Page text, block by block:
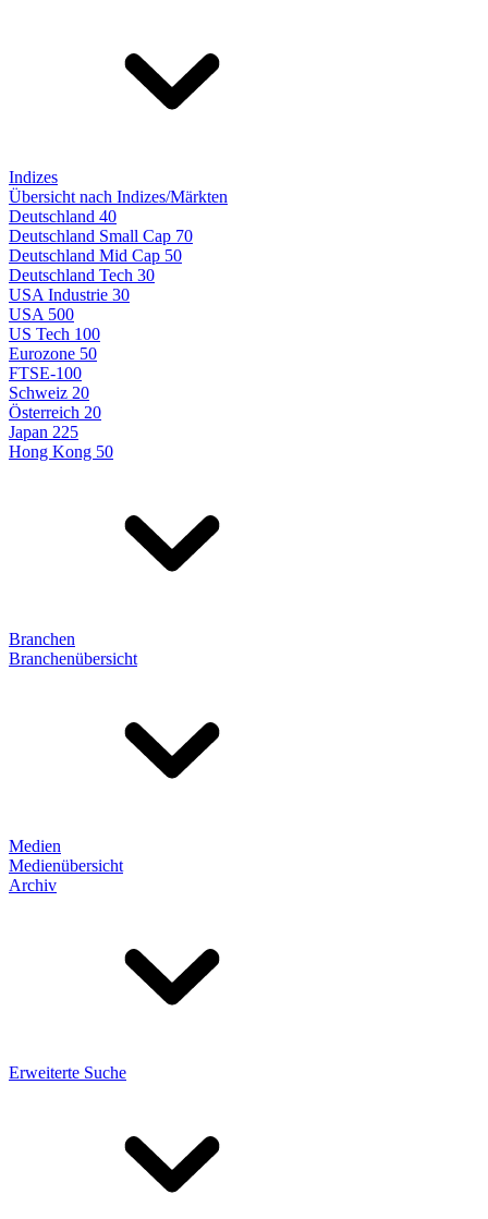
Indizes
Übersicht nach Indizes/Märkten
Deutschland 40
Deutschland Small Cap 70
Deutschland Mid Cap 50
Deutschland Tech 30
USA Industrie 30
USA 500
US Tech 100
Eurozone 50
FTSE-100
Schweiz 20
Österreich 20
Japan 225
Hong Kong 50
Branchen
Branchenübersicht
Medien
Medienübersicht
Archiv
Erweiterte Suche